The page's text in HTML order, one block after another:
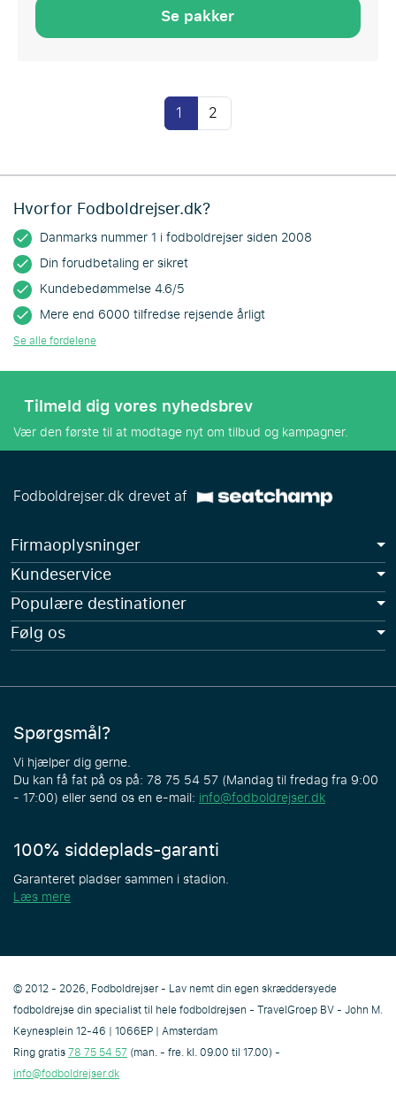
Se pakker
1 2
Hvorfor Fodboldrejser.dk?
Danmarks nummer 1 i fodboldrejser siden 2008
Din forudbetaling er sikret
Kundebedømmelse 4.6/5
Mere end 6000 tilfredse rejsende årligt
Se alle fordelene
Tilmeld dig vores nyhedsbrev
Vær den første til at modtage nyt om tilbud og kampagner.
Fodboldrejser.dk drevet af
Firmaoplysninger
Kundeservice
Populære destinationer
Følg os
Spørgsmål?
Vi hjælper dig gerne.
Du kan få fat på os på: 78 75 54 57 (Mandag til fredag fra 9:00
- 17:00) eller send os en e-mail: info@fodboldrejser.dk
100% siddeplads-garanti
Garanteret pladser sammen i stadion.
Læs mere
© 2012 - 2026, Fodboldrejser - Lav nemt din egen skræddersyede
fodboldrejse din specialist til hele fodboldrejsen - TravelGroep BV - John M.
Keynesplein 12-46 | 1066EP | Amsterdam
Ring gratis78 75 54 57(man. - fre. kl. 09.00 til 17.00) -
info@fodboldrejser.dk